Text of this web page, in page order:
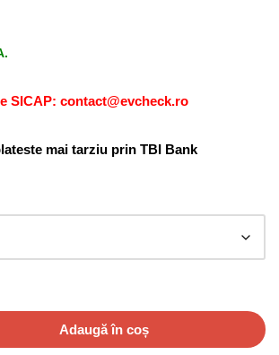
SICAP: contact@evcheck.ro
mai tarziu prin TBI Bank
Adaugă în coș